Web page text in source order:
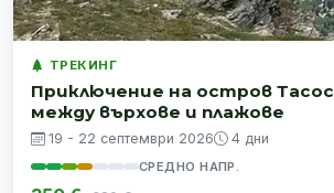
ТРЕКИНГ
Приключение на остров
между върхове и плажове
19 - 22 септември 2026 4 дни
СРЕДНО НАПР.